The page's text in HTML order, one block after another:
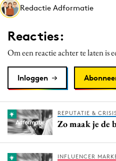
Martech
Media
Merkstrategie
PR
Purpose Marketing
Reputatie & crisis
Redactie Adformatie
Reacties:
Om een reactie achter te laten is
Inloggen
REPUTATIE &
Zo maak je de
INFLUENCER